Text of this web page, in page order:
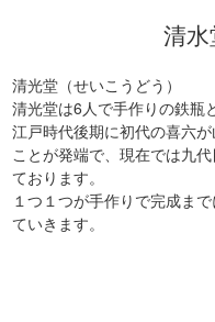
清
清光堂（せいこうどう）
清光堂は6人で手作りの鉄瓶
江戸時代後期に初代の喜六
ことが発端で、現在では九
ております。
１つ１つが手作りで完成ま
ていきます。